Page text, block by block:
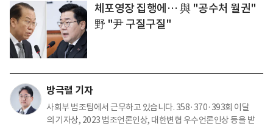
체포영장 집행에… 與 "공수처 월권"
野 "尹 구질구질"
방극렬 기자
사회부 법조팀에서 근무하고 있습니다. 358·370·393회 이달
의 기자상, 2023 법조언론인상, 대한변협 우수언론인상 등을 받